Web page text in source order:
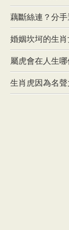
藕斷絲連？分
婚姻坎坷的生肖
屬虎會在人生
生肖虎因為名